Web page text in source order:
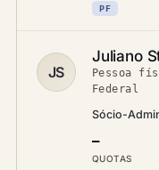
PF
JS
Juliano
Pessoa
Federal
Sócio-
—
QUOTAS